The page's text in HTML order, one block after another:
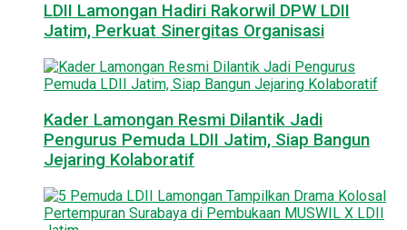
LDII Lamongan Hadiri Rakorwil DPW LDII
Jatim, Perkuat Sinergitas Organisasi
Kader Lamongan Resmi Dilantik Jadi
Pengurus Pemuda LDII Jatim, Siap Bangun
Jejaring Kolaboratif